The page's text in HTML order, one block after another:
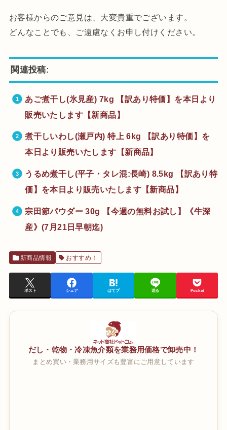
お客様からのご意見は、大変貴重でございます。
どんなことでも、ご遠慮なくお申し付けください。
関連投稿:
あご煮干し(氷見産) 7kg 【訳あり特価】を本日より
販売いたします【新商品】
煮干しいわし(瀬戸内) 特上 6kg 【訳あり特価】を
本日より販売いたします【新商品】
うるめ煮干し(平子・タレ混:長崎) 8.5kg 【訳あり特
価】を本日より販売いたします【新商品】
宗田節パウダー 30g 【今週の無料お試し】《牛深
産》(7月21日早朝迄)
新商品情報 おすすめ！
ポスト シェア はてブ 送る Pocket
だし・乾物・冷凍魚介類を業務用価格で卸売中！
まとめ買い・業務用サイズも豊富にご用意しています